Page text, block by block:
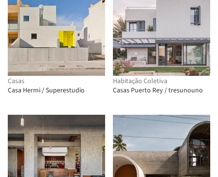
Casas
Casa Hermi / Superestudio
Habitação Coletiva
Casas Puerto Rey / tresunouno